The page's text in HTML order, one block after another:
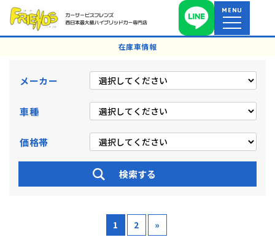
MENU
在庫車情報
メーカー
車種
価格帯
1 2 »